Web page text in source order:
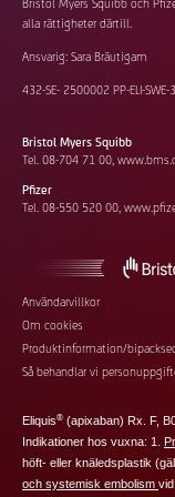
alla rättigheter därtill.
Ansvarig: Sara Bräutigam
432-SE- 2500002 PP-ELI-
Bristol Myers Squibb
Tel. 08-704 71 00,
Pfizer
Tel. 08-550 520 00,
Footer
additional
links
Användarvillkor
Om cookies
Produktinformation/
Så behandlar vi
Eliquis® (apixaban) Rx. F,
Indikationer hos vuxna: 1.
höft‑ eller knäledsplastik (
och systemisk embolism